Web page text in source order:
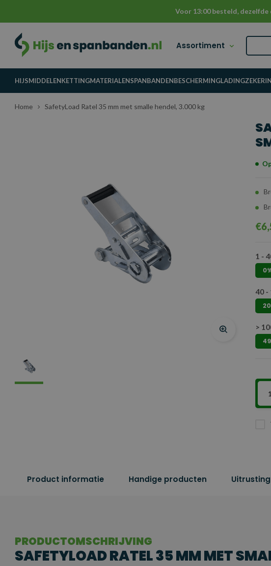
Voor 13:00 besteld,
Assortiment
HIJSMIDDELENKETTINGMATERIALENSPANBANDENBESCHERMING
Home SafetyLoad Ratel 35 mm met smalle hendel, 3.000 kg
1 -
40 -
>
Product informatie Handige producten Uitrusting
PRODUCTOMSCHRIJVING
SAFETYLOAD RATEL 35 MM MET